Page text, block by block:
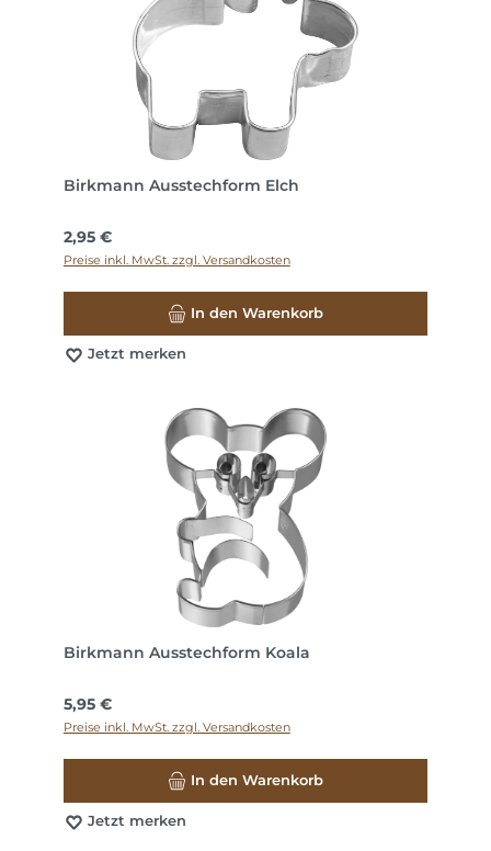
Birkmann Ausstechform Elch
Regulärer Preis:
2,95 €
Preise inkl. MwSt. zzgl. Versandkosten
In den Warenkorb
Jetzt merken
Birkmann Ausstechform Koala
Regulärer Preis:
5,95 €
Preise inkl. MwSt. zzgl. Versandkosten
In den Warenkorb
Jetzt merken